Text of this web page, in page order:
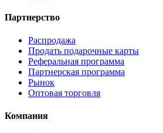
Партнерство
Распродажа
Продать подарочные карты
Реферальная программа
Партнерская программа
Рынок
Оптовая торговля
Компания